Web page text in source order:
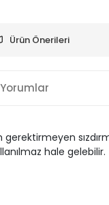
Ürün Önerileri
Yorumlar
hale gelebilir.